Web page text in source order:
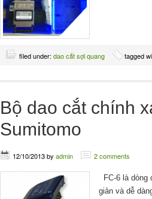
filed under: dao cắt sợi quang tagged
Bộ dao cắt chính
Sumitomo
12/10/2013by admin 2 comments
FC-6 là dòng
giản và dễ